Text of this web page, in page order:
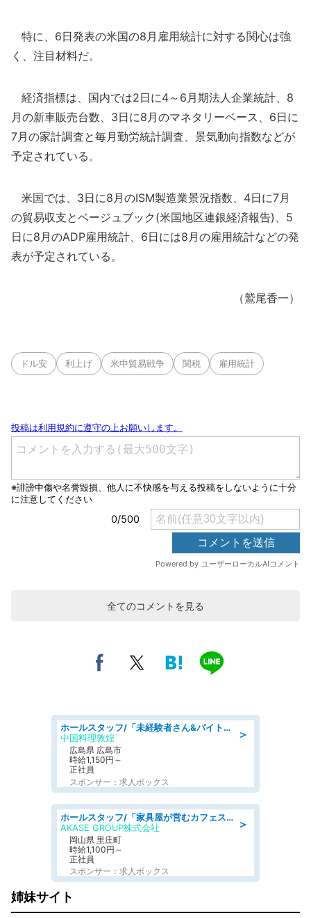
特に、6日発表の米国の8月雇用統計に対する関心は強
く、注目材料だ。
経済指標は、国内では2日に4～6月期法人企業統計、8
月の新車販売台数、3日に8月のマネタリーベース、6日に
7月の家計調査と毎月勤労統計調査、景気動向指数などが
予定されている。
米国では、3日に8月のISM製造業景況指数、4日に7月
の貿易収支とベージュブック(米国地区連銀経済報告)、5
日に8月のADP雇用統計、6日には8月の雇用統計などの発
表が予定されている。
（鷲尾香一）
ドル安 利上げ 米中貿易戦争 関税 雇用統計
全てのコメントを見る
＞
ホールスタッフ/「未経験者さん&バイトデビューも大歓迎」残業ほぼなし×1日3時間〜勤務OK!フォロー体制も充実/広島県/広島市南区
中国料理敦煌
広島県 広島市
時給1,150円～
正社員
スポンサー：求人ボックス
＞
ホールスタッフ/「家具屋が営むカフェスタッフ!」週2日～OK!嬉しいまかない付き/岡山県/浅口郡里庄町
AKASE GROUP株式会社
岡山県 里庄町
時給1,100円～
正社員
スポンサー：求人ボックス
姉妹サイト